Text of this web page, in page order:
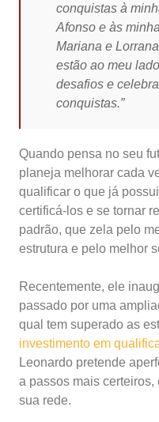
conquistas à
Afonso e às
Mariana e
estão ao meu
desafios e
conquistas.”
Quando pensa no seu
planeja melhorar cada
qualificar o que já
certificá-los e se tornar
padrão, que zela pelo
estrutura e pelo melhor
Recentemente, ele
passado por uma
qual tem superado as
investimento em
Leonardo pretende
a passos mais
sua rede.